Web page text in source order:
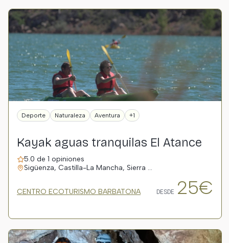
Deporte Naturaleza Aventura +1
Kayak aguas tranquilas El Atance
5.0 de 1 opiniones
Sigüenza, Castilla-La Mancha, Sierra …
CENTRO ECOTURISMO BARBATONA DESDE 25€